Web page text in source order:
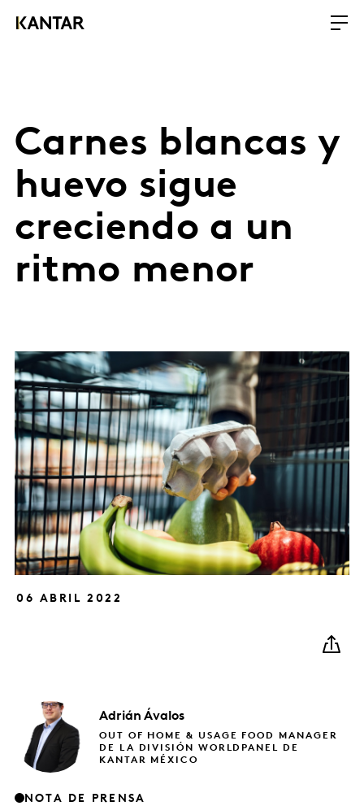
Carnes blancas y
huevo sigue
creciendo a un
ritmo menor
06 ABRIL 2022
Adrián Ávalos
OUT OF HOME & USAGE FOOD MANAGER
DE LA DIVISIÓN WORLDPANEL DE
KANTAR MÉXICO
NOTA DE PRENSA